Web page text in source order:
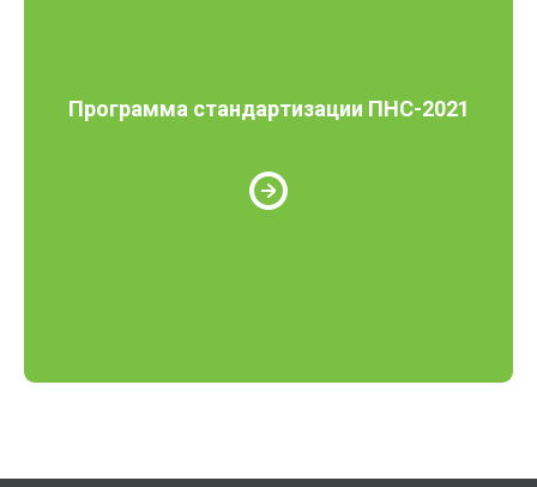
Программа стандартизации ПНС-2021